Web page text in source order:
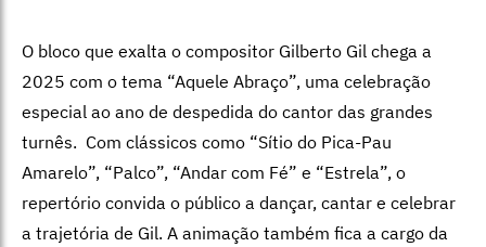
O bloco que exalta o compositor Gilberto Gil chega a
2025 com o tema “Aquele Abraço”, uma celebração
especial ao ano de despedida do cantor das grandes
turnês. Com clássicos como “Sítio do Pica-Pau
Amarelo”, “Palco”, “Andar com Fé” e “Estrela”, o
repertório convida o público a dançar, cantar e celebrar
a trajetória de Gil. A animação também fica a cargo da